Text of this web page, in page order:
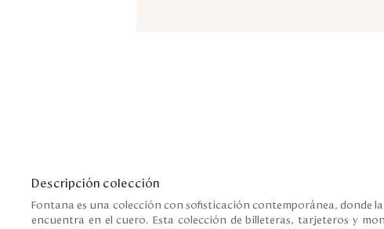
Descripción colección
Fontana es una colección con sofisticación contemporánea, donde
encuentra en el cuero. Esta colección de billeteras, tarjeteros y